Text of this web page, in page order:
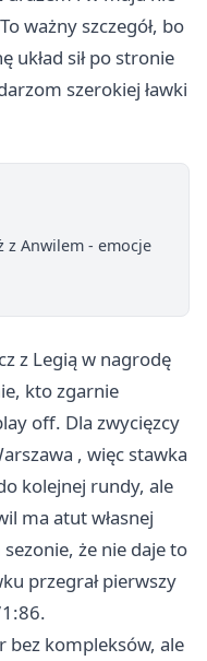
ważny szczegół, bo
układ sił po stronie
szerokiej ławki
z Anwilem - emocje
z Legią w nagrodę
kto zgarnie
off. Dla zwycięzcy
, więc stawka
kolejnej rundy, ale
ma atut własnej
że nie daje to
przegrał pierwszy
bez kompleksów, ale